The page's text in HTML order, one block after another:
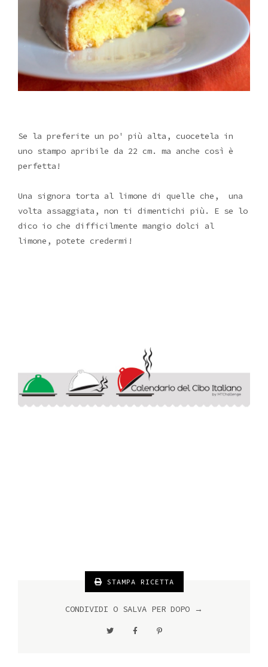
Se la preferite un po' più alta, cuocetela in
uno stampo apribile da 22 cm. ma anche così è
perfetta!
Una signora torta al limone di quelle che, una
volta assaggiata, non ti dimentichi più. E se lo
dico io che difficilmente mangio dolci al
limone, potete credermi!
STAMPA RICETTA
CONDIVIDI O SALVA PER DOPO →